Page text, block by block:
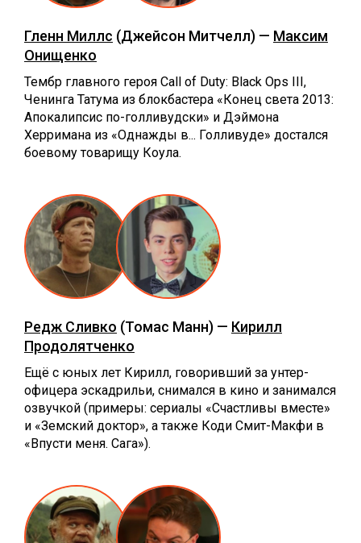
Гленн Миллс (Джейсон Митчелл) — Максим
Онищенко
Тембр главного героя Call of Duty: Black Ops III,
Ченинга Татума из блокбастера «Конец света 2013:
Апокалипсис по-голливудски» и Дэймона
Херримана из «Однажды в... Голливуде» достался
боевому товарищу Коула.
Редж Сливко (Томас Манн) — Кирилл
Продолятченко
Ещё с юных лет Кирилл, говоривший за унтер-
офицера эскадрильи, снимался в кино и занимался
озвучкой (примеры: сериалы «Счастливы вместе»
и «Земский доктор», а также Коди Смит-Макфи в
«Впусти меня. Сага»).